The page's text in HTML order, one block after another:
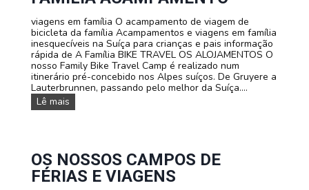
e
s
c
a
l
a
d
a
n
a
A
a
m
p
a
m
e
n
o
a
a
d
r
i
a
s
d
e
F
T
L
:
A
viagens em família O acampamento de viagem de
bicicleta da família Acampamentos e viagens em família
inesquecíveis na Suíça para crianças e pais informação
rápida de A Família BIKE TRAVEL OS ALOJAMENTOS O
nosso Family Bike Travel Camp é realizado num
itinerário pré-concebido nos Alpes suíços. De Gruyere a
Lauterbrunnen, passando pelo melhor da Suíça....
Lê mais
i
m
d
e
OS NOSSOS CAMPOS DE
FÉRIAS E VIAGENS